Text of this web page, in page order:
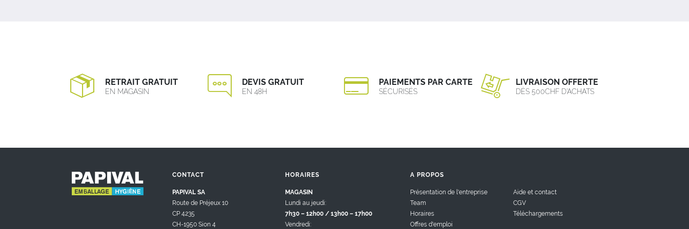
RETRAIT GRATUIT
EN MAGASIN
DEVIS GRATUIT
EN 48H
PAIEMENTS PAR CARTE
SÉCURISÉS
LIVRAISON OFFERTE
DÈS 500CHF D’ACHATS
CONTACT
PAPIVAL SA
Route de Préjeux 10
CP 4235
CH-1950 Sion 4
HORAIRES
MAGASIN
Lundi au jeudi:
7h30 – 12h00 / 13h00 – 17h00
Vendredi:
A PROPOS
Présentation de l'entreprise
Team
Horaires
Offres d'emploi
Aide et contact
CGV
Téléchargements